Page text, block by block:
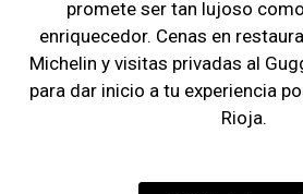
promete ser tan lujoso
enriquecedor. Cenas en
Michelin y visitas privadas al
para dar inicio a tu experiencia
Rioja.